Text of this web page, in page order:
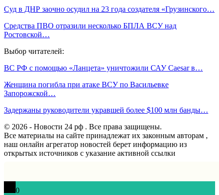
Суд в ДНР заочно осудил на 23 года создателя «Грузинского…
Средства ПВО отразили несколько БПЛА ВСУ над
Ростовской…
Выбор читателей:
ВС РФ с помощью «Ланцета» уничтожили САУ Caesar в…
Женщина погибла при атаке ВСУ по Васильевке
Запорожской…
Задержаны руководители укравшей более $100 млн банды…
© 2026 - Новости 24 рф . Все права защищены.
Все материалы на сайте принадлежат их законным авторам ,
наш онлайн агрегатор новостей берет информацию из
открытых источников с указание активной ссылки
0